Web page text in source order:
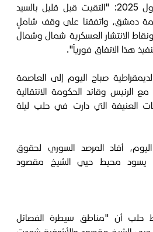
اليوم الثلاثاء 7 تشرين الأول 2025: "التقيت قبل قليل بالسيد
دمشق، واتفقنا على وقف شاملٍ
ونقاط الانتشار العسكرية شمال وشمال
هذا الاتفاق فورياً".
صباح اليوم إلى العاصمة
الرئيس وقائد الحكومة الانتقالية
العنيفة التي دارت في حلب ليلة
أفاد المرصد السوري لحقوق
يسود محيط حيي الشيخ مقصود
حلب أن "مناطق سيطرة الفصائل